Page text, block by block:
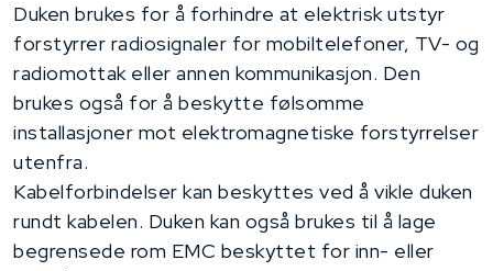
Duken brukes for å forhindre at elektrisk utstyr
forstyrrer radiosignaler for mobiltelefoner, TV- og
radiomottak eller annen kommunikasjon. Den
brukes også for å beskytte følsomme
installasjoner mot elektromagnetiske forstyrrelser
utenfra.
Kabelforbindelser kan beskyttes ved å vikle duken
rundt kabelen. Duken kan også brukes til å lage
begrensede rom EMC beskyttet for inn- eller